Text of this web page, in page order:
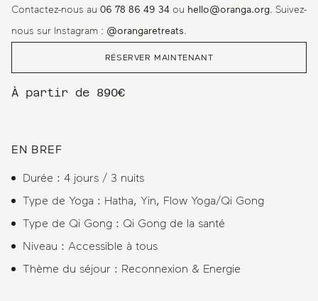
Contactez-nous au 06 78 86 49 34 ou hello@oranga.org. Suivez-
nous sur Instagram : @orangaretreats.
RÉSERVER MAINTENANT
À partir de 890€
EN BREF
Durée : 4 jours / 3 nuits
Type de Yoga : Hatha, Yin, Flow Yoga/Qi Gong
Type de Qi Gong : Qi Gong de la santé
Niveau : Accessible à tous
Thème du séjour : Reconnexion & Energie